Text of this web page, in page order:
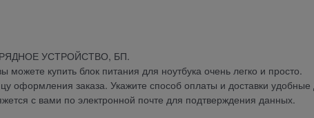
УСТРОЙСТВО, БП.
купить блок питания для ноутбука очень легко и просто.
оформления заказа. Укажите способ оплаты и доставки удобные
с вами по электронной почте для подтверждения данных.